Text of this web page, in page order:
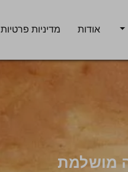
אודות מדיניות פרטיות
מושלמת